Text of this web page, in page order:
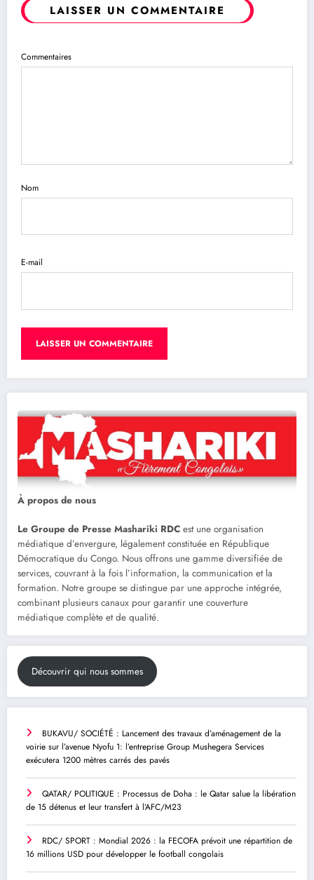
LAISSER UN COMMENTAIRE
Commentaires
Nom
E-mail
À propos de nous
Le Groupe de Presse Mashariki RDC est une organisation
médiatique d’envergure, légalement constituée en République
Démocratique du Congo. Nous offrons une gamme diversifiée de
services, couvrant à la fois l’information, la communication et la
formation. Notre groupe se distingue par une approche intégrée,
combinant plusieurs canaux pour garantir une couverture
médiatique complète et de qualité.
Découvrir qui nous sommes
BUKAVU/ SOCIÉTÉ : Lancement des travaux d’aménagement de la
voirie sur l’avenue Nyofu 1: l’entreprise Group Mushegera Services
exécutera 1200 mètres carrés des pavés
QATAR/ POLITIQUE : Processus de Doha : le Qatar salue la libération
de 15 détenus et leur transfert à l’AFC/M23
RDC/ SPORT : Mondial 2026 : la FECOFA prévoit une répartition de
16 millions USD pour développer le football congolais